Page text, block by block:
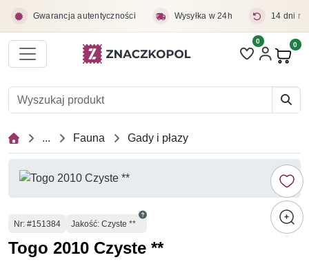
Gwarancja autentyczności Wysyłka w 24h 14 dni
Liczba pozycji
0 0
... Fauna Gady i płazy
Numer
Nr: #151384 Jakość: Czyste **
Togo 2010 Czyste **